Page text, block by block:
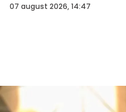
07 august 2026, 14:47